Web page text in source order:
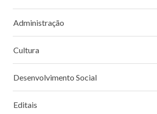
Administração
Cultura
Desenvolvimento Social
Editais